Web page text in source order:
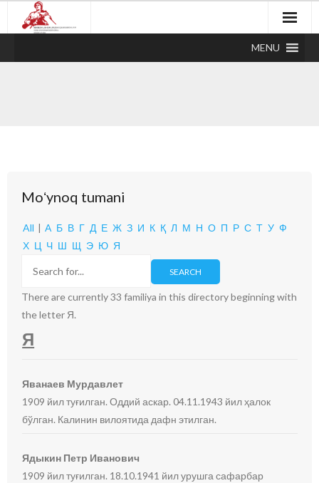
MENU
Moʻynoq tumani
All | А Б В Г Д Е Ж З И К Қ Л М Н О П Р С Т У Ф
Х Ц Ч Ш Щ Э Ю Я
There are currently 33 familiya in this directory beginning with
the letter Я.
Я
Яванаев Мурдавлет
1909 йил туғилган. Оддий аскар. 04.11.1943 йил ҳалок
бўлган. Калинин вилоятида дафн этилган.
Ядыкин Петр Иванович
1909 йил туғилган. 18.10.1941 йил урушга сафарбар